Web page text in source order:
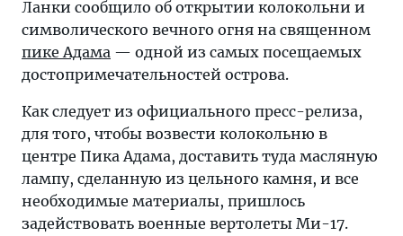
Ланки сообщило об открытии колокольни и
символического вечного огня на священном
пике Адама — одной из самых посещаемых
достопримечательностей острова.
Как следует из официального пресс-релиза,
для того, чтобы возвести колокольню в
центре Пика Адама, доставить туда масляную
лампу, сделанную из цельного камня, и все
необходимые материалы, пришлось
задействовать военные вертолеты Ми-17.